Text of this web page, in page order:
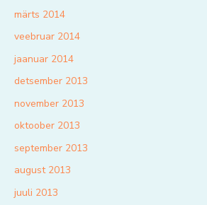
märts 2014
veebruar 2014
jaanuar 2014
detsember 2013
november 2013
oktoober 2013
september 2013
august 2013
juuli 2013